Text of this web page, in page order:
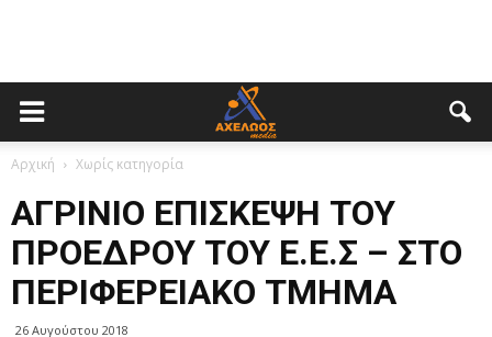
Αρχική Χωρίς κατηγορία
ΑΓΡΙΝΙΟ ΕΠΙΣΚΕΨΗ ΤΟΥ
ΠΡΟΕΔΡΟΥ ΤΟΥ Ε.Ε.Σ – ΣΤΟ
ΠΕΡΙΦΕΡΕΙΑΚΟ ΤΜΗΜΑ
26 Αυγούστου 2018